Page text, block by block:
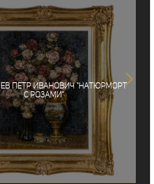
Петр Иванович "Натюрморт
с розами"